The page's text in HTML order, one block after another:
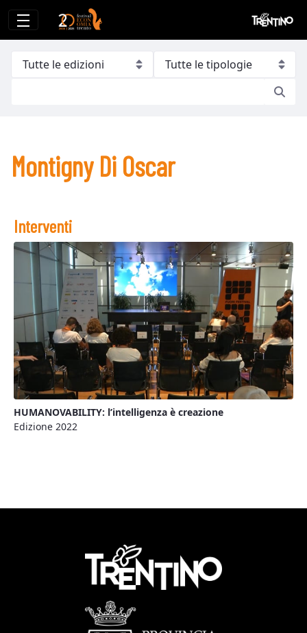
Montigny Di Oscar
Montigny Di Oscar
Interventi
HUMANOVABILITY: l’intelligenza è creazione
Edizione 2022